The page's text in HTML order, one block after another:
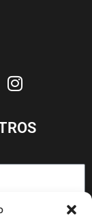
n
t
a
r